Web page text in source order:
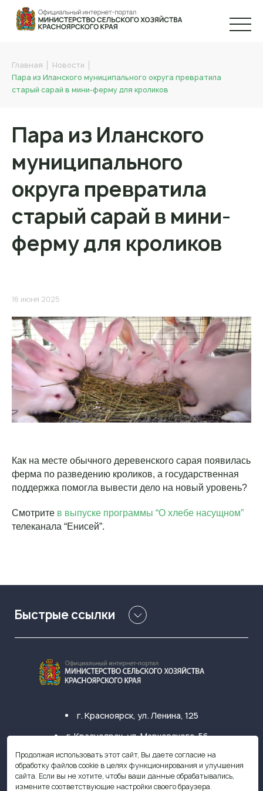
Главная
Новости
Пара из Иланского муниципального округа превратила
старый сарай в мини-ферму для кроликов
Пара из Иланского
муниципального
округа превратила
старый сарай в мини-
ферму для кроликов
16 июня 2025
Как на месте обычного деревенского сарая появилась
ферма по разведению кроликов, а государственная
поддержка помогла вывести дело на новый уровень?
Смотрите в выпуске программы “О хлебе насущном”
телеканала “Енисей”.
Быстрые ссылки
г. Красноярск, ул. Ленина, 125
г. Красноярск, ул. Марковского, 56
+7 (391) 249-31-33
krasagro@krasagro.ru
Продолжая использовать этот сайт, Вы даете согласие на
обработку файлов cookie в целях функционирования и улучшения
сайта. Если вы не хотите, чтобы ваши данные обрабатывались,
измените соответствующие настройки своего браузера.